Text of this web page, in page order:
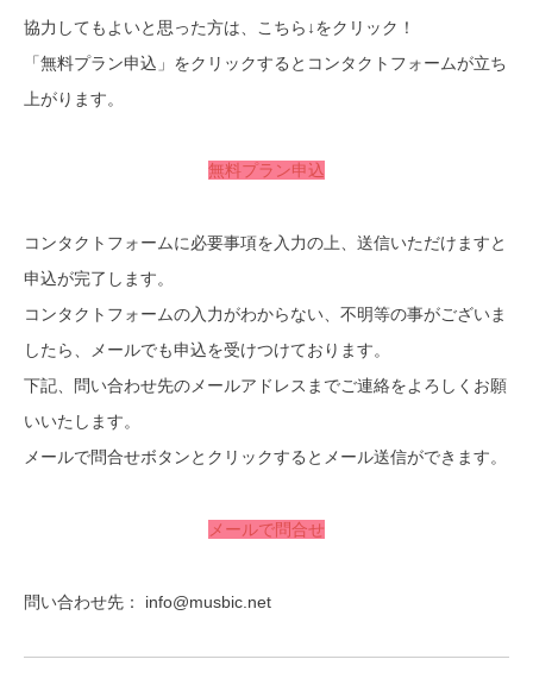
協力してもよいと思った方は、こちら↓をクリック！
「無料プラン申込」をクリックするとコンタクトフォームが立ち
上がります。
無料プラン申込
コンタクトフォームに必要事項を入力の上、送信いただけますと
申込が完了します。
コンタクトフォームの入力がわからない、不明等の事がございま
したら、メールでも申込を受けつけております。
下記、問い合わせ先のメールアドレスまでご連絡をよろしくお願
いいたします。
メールで問合せボタンとクリックするとメール送信ができます。
メールで問合せ
問い合わせ先： info@musbic.net